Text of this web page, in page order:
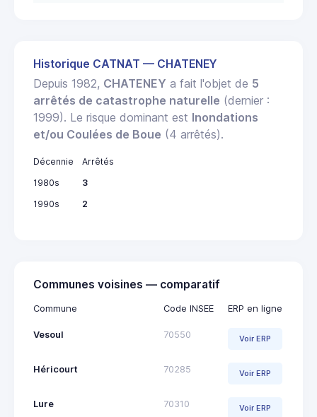
Historique CATNAT — CHATENEY
Depuis 1982, CHATENEY a fait l'objet de 5
arrêtés de catastrophe naturelle (dernier :
1999). Le risque dominant est Inondations
et/ou Coulées de Boue (4 arrêtés).
Décennie
Arrêtés
1980s
3
1990s
2
Communes voisines — comparatif
Commune Code INSEE ERP en ligne
Vesoul 70550 Voir ERP
Héricourt 70285 Voir ERP
Lure 70310 Voir ERP